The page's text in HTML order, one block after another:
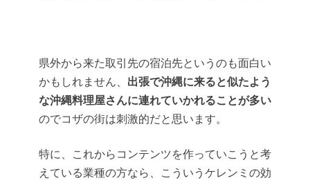
県外から来た取引先の宿泊先というのも面白い
かもしれません、 出張で沖縄に来ると似たよう
な沖縄料理屋さんに連れていかれることが多い
のでコザの街は刺激的だと思います。
特に、これからコンテンツを作っていこうと考
えている業種の方なら、こういうケレンミの効